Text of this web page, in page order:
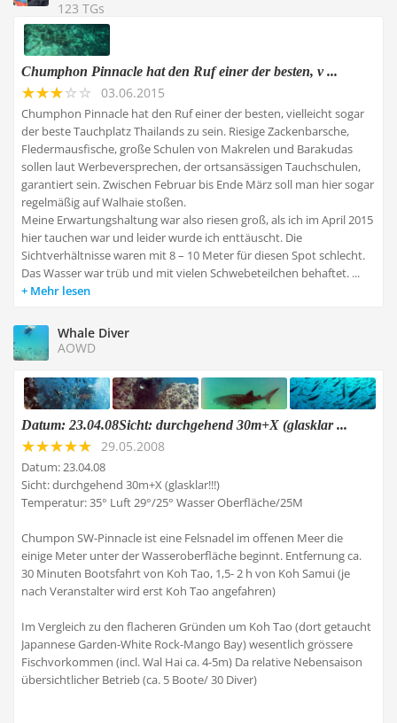
123 TGs
Chumphon Pinnacle hat den Ruf einer der besten, v ...
03.06.2015
Chumphon Pinnacle hat den Ruf einer der besten, vielleicht sogar
der beste Tauchplatz Thailands zu sein. Riesige Zackenbarsche,
Fledermausfische, große Schulen von Makrelen und Barakudas
sollen laut Werbeversprechen, der ortsansässigen Tauchschulen,
garantiert sein. Zwischen Februar bis Ende März soll man hier sogar
regelmäßig auf Walhaie stoßen.
Meine Erwartungshaltung war also riesen groß, als ich im April 2015
hier tauchen war und leider wurde ich enttäuscht. Die
Sichtverhältnisse waren mit 8 – 10 Meter für diesen Spot schlecht.
Das Wasser war trüb und mit vielen Schwebeteilchen behaftet. ...
Mehr lesen
Whale Diver
AOWD
Datum: 23.04.08Sicht: durchgehend 30m+X (glasklar ...
29.05.2008
Datum: 23.04.08
Sicht: durchgehend 30m+X (glasklar!!!)
Temperatur: 35° Luft 29°/25° Wasser Oberfläche/25M
Chumpon SW-Pinnacle ist eine Felsnadel im offenen Meer die
einige Meter unter der Wasseroberfläche beginnt. Entfernung ca.
30 Minuten Bootsfahrt von Koh Tao, 1,5- 2 h von Koh Samui (je
nach Veranstalter wird erst Koh Tao angefahren)
Im Vergleich zu den flacheren Gründen um Koh Tao (dort getaucht
Japannese Garden-White Rock-Mango Bay) wesentlich grössere
Fischvorkommen (incl. Wal Hai ca. 4-5m) Da relative Nebensaison
übersichtlicher Betrieb (ca. 5 Boote/ 30 Diver)